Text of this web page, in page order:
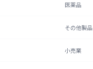
医薬品
その他製品
小売業